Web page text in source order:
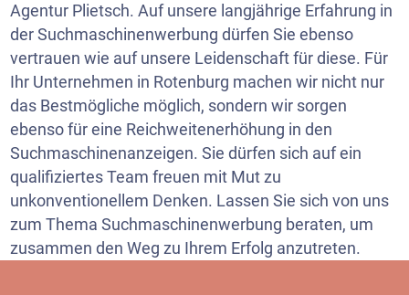
Agentur Plietsch. Auf unsere langjährige Erfahrung in
der Suchmaschinenwerbung dürfen Sie ebenso
vertrauen wie auf unsere Leidenschaft für diese. Für
Ihr Unternehmen in Rotenburg machen wir nicht nur
das Bestmögliche möglich, sondern wir sorgen
ebenso für eine Reichweitenerhöhung in den
Suchmaschinenanzeigen. Sie dürfen sich auf ein
qualifiziertes Team freuen mit Mut zu
unkonventionellem Denken. Lassen Sie sich von uns
zum Thema Suchmaschinenwerbung beraten, um
zusammen den Weg zu Ihrem Erfolg anzutreten.